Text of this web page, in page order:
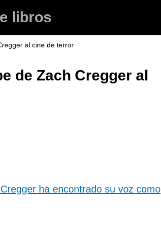
libros
al cine de terror
de Zach Cregger al
ha encontrado su voz como